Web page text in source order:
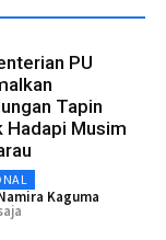
PU
Tapin
Hadapi Musim
Kaguma